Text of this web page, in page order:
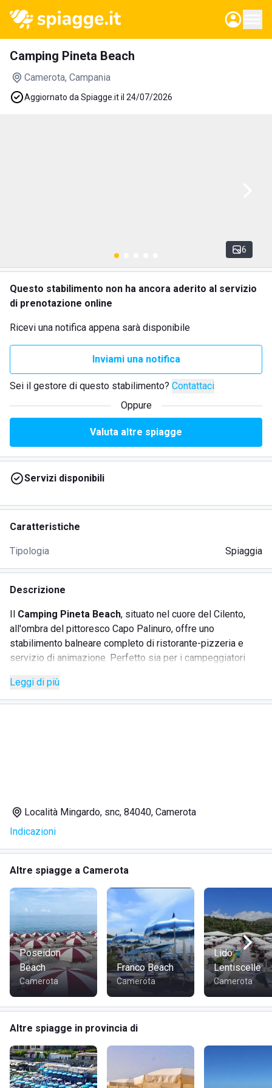
Camping Pineta Beach
Camerota, Campania
Aggiornato da Spiagge.it il 24/07/2026
6
Questo stabilimento non ha ancora aderito al servizio
di prenotazione online
Ricevi una notifica appena sarà disponibile
Inviami una notifica
Sei il gestore di questo stabilimento? Contattaci
Oppure
Valuta altre spiagge
Servizi disponibili
Caratteristiche
Tipologia Spiaggia
Descrizione
Il Camping Pineta Beach, situato nel cuore del Cilento,
all'ombra del pittoresco Capo Palinuro, offre uno
stabilimento balneare completo di ristorante-pizzeria e
servizio di animazione. Perfetto sia per i campeggiatori
bungalow in pietra o in muratura. I campeggiatori possono
usufruire della spiaggia libera accanto allo stabilimento,
SERVIZI
Parcheggio privato non custodito
alloggio
Servizi igienici con docce calde e fredde
Parco giochi per bambini
American bar
Ristorante immerso nella pineta
Campo di calcetto
Arena per spettacoli
DOVE SI TROVA IL CAMPING PINETA BEACH
Il Camping Pineta Beach si trova a sud di
una splendida formazione di roccia nel Parco Nazionale del
Cilento e Vallo di Diano. Questa riserva naturale è famosa
per le sue acque incontaminate e le grotte sottomarine,
Leggi di più
Località Mingardo, snc, 84040, Camerota
Indicazioni
Altre spiagge a Camerota
Poseidon
Beach
Camerota
Franco Beach
Camerota
Lido
Lentiscelle
Camerota
Altre spiagge in provincia di